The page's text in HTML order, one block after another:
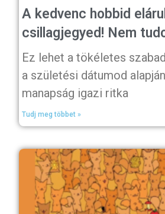
A kedvenc hobbid
csillagjegyed! Nem
Ez lehet a tökéletes
a születési dátumod
manapság igazi ritka
Tudj meg többet »